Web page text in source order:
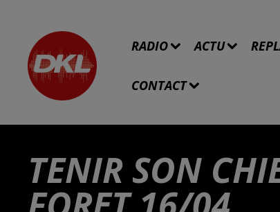
RADIO ACTU
CONTACT
TENIR SON